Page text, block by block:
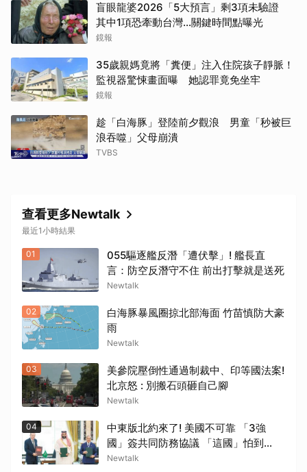
盲眼龍婆2026「5大預言」剩3項未驗證
其中1項恐牽動台灣...關鍵時間點曝光
鏡報
35歲親媽竟將「糞便」注入住院孩子靜脈！
監視器驚悚畫面曝 她認罪竟免坐牢
鏡報
趁「白海豚」登陸前夕觀浪 男童「秒被巨
浪吞噬」父母崩潰
TVBS
查看更多Newtalk
最近1小時結果
01
055驅逐艦反潛「遭伏擊」! 艦長直
言：防空反潛守不住 前出打擊就是送死
Newtalk
02
白海豚暴風圈掠北部海面 竹苗慎防大豪
雨
Newtalk
03
美參院壓倒性通過制裁中、印等國法案!
北京怒 : 別搬石頭砸自己腳
Newtalk
04
中東版北約來了! 美國不可靠 「3強
國」簽共同防務協議 「這國」怕到
了.....
Newtalk